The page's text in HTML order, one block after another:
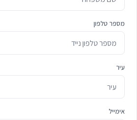
מספר טלפון
עיר
אימייל